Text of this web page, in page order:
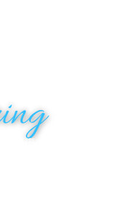
備工事